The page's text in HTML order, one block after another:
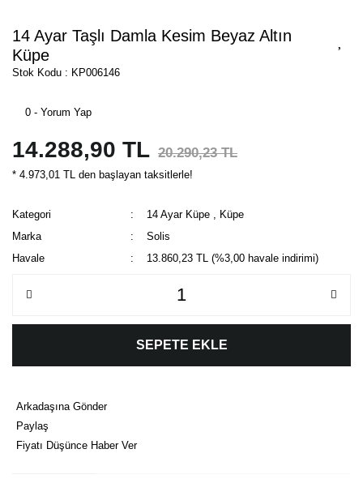
14 Ayar Taşlı Damla Kesim Beyaz Altın
Küpe
Stok Kodu : KP006146
0 - Yorum Yap
14.288,90 TL 20.290,23 TL
* 4.973,01 TL den başlayan taksitlerle!
Kategori 14 Ayar Küpe
Küpe
Marka
Solis
Havale
13.860,23 TL (%3,00 havale indirimi)
SEPETE EKLE
Arkadaşına Gönder
Paylaş
Fiyatı Düşünce Haber Ver